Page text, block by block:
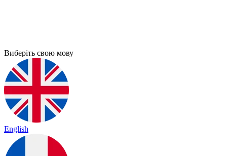
Виберіть свою мову
English